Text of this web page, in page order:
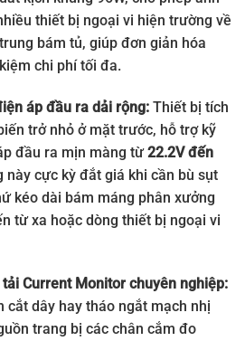
thiết bị ngoại vi hiện trường về
bám tủ, giúp đơn giản hóa
chi phí tối đa.
áp đầu ra dải rộng:Thiết bị tích
trở nhỏ ở mặt trước, hỗ trợ kỹ
đầu ra mịn màng từ22.2V đến
này cực kỳ đắt giá khi cần bù sụt
kéo dài bám máng phân xưởng
từ xa hoặc dòng thiết bị ngoại vi
Current Monitor chuyên nghiệp:
cắt dây hay tháo ngắt mạch nhị
trang bị các chân cắm đo